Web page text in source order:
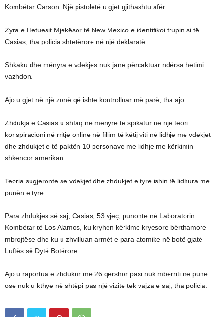
Kombëtar Carson. Një pistoletë u gjet gjithashtu afër.
Zyra e Hetuesit Mjekësor të New Mexico e identifikoi trupin si të
Casias, tha policia shtetërore në një deklaratë.
Shkaku dhe mënyra e vdekjes nuk janë përcaktuar ndërsa hetimi
vazhdon.
Ajo u gjet në një zonë që ishte kontrolluar më parë, tha ajo.
Zhdukja e Casias u shfaq në mënyrë të spikatur në një teori
konspiracioni në rritje online në fillim të këtij viti në lidhje me vdekjet
dhe zhdukjet e të paktën 10 personave me lidhje me kërkimin
shkencor amerikan.
Teoria sugjeronte se vdekjet dhe zhdukjet e tyre ishin të lidhura me
punën e tyre.
Para zhdukjes së saj, Casias, 53 vjeç, punonte në Laboratorin
Kombëtar të Los Alamos, ku kryhen kërkime kryesore bërthamore
mbrojtëse dhe ku u zhvilluan armët e para atomike në botë gjatë
Luftës së Dytë Botërore.
Ajo u raportua e zhdukur më 26 qershor pasi nuk mbërriti në punë
ose nuk u kthye në shtëpi pas një vizite tek vajza e saj, tha policia.